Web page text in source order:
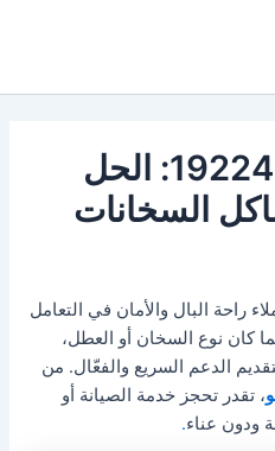
مركز خدمة فيتو 19224: الحل
السخانات
راحة البال والأمان في التعامل
كان نوع السخان أو العطل،
الدعم السريع والفعّال. من
، تقدر تحجز خدمة الصيانة أو
ودون عناء.